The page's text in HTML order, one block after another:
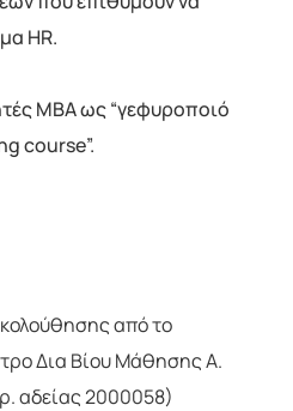
HR.
MBA ως “γεφυροποιό
course”.
από το
Δια Βίου Μάθησης Α.
αδείας 2000058)